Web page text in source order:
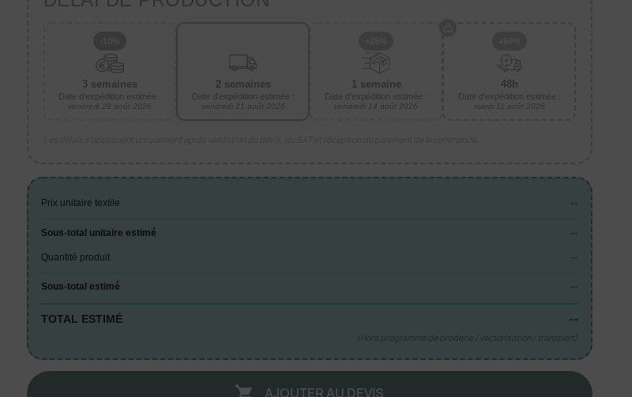
3 semaines
Date d'expédition estimée :
vendredi 28 août 2026
2 semaines
Date d'expédition estimée :
vendredi 21 août 2026
1 semaine
Date d'expédition estimée :
vendredi 14 août 2026
48h
Date d'expédition estimée :
mardi 11 août 2026
Prix unitaire textile --
Sous-total unitaire estimé --
Quantité produit --
Sous-total estimé --
TOTAL ESTIMÉ --
(Hors programme de broderie / vectorisation / transport)
AJOUTER AU DEVIS